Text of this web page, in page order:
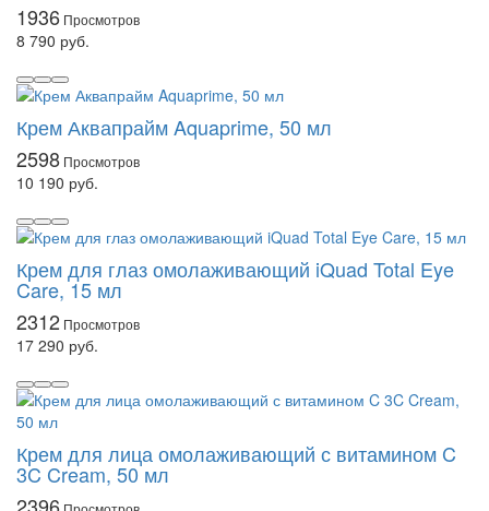
1936
8 790 руб.
Крем Аквапрайм Aquaprime, 50 мл
2598
10 190 руб.
Крем для глаз омолаживающий iQuad Total Eye
Care, 15 мл
2312
17 290 руб.
Крем для лица омолаживающий с витамином C
3C Cream, 50 мл